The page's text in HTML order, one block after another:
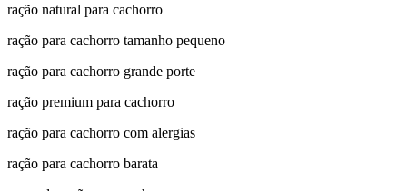
ração natural para cachorro
ração para cachorro tamanho pequeno
ração para cachorro grande porte
ração premium para cachorro
ração para cachorro com alergias
ração para cachorro barata